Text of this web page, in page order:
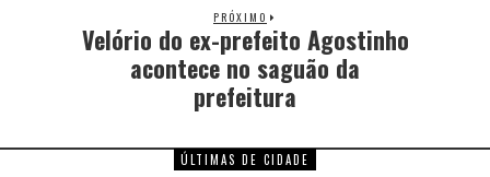
PRÓXIMO
Velório do ex-prefeito Agostinho
acontece no saguão da
prefeitura
ÚLTIMAS DE CIDADE